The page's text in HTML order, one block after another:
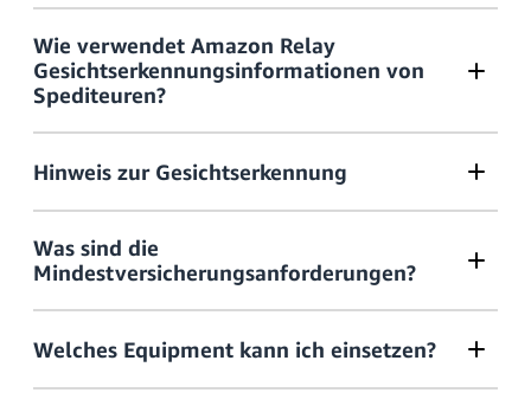
Wie verwendet Amazon Relay
Gesichtserkennungsinformationen von
Spediteuren?
Hinweis zur Gesichtserkennung
Was sind die
Mindestversicherungsanforderungen?
Welches Equipment kann ich einsetzen?